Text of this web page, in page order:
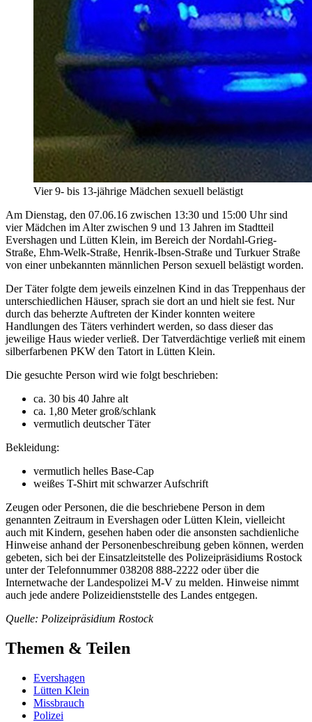
Vier 9- bis 13-jährige Mädchen sexuell belästigt
Am Dienstag, den 07.06.16 zwischen 13:30 und 15:00 Uhr sind
vier Mädchen im Alter zwischen 9 und 13 Jahren im Stadtteil
Evershagen und Lütten Klein, im Bereich der Nordahl-Grieg-
Straße, Ehm-Welk-Straße, Henrik-Ibsen-Straße und Turkuer Straße
von einer unbekannten männlichen Person sexuell belästigt worden.
Der Täter folgte dem jeweils einzelnen Kind in das Treppenhaus der
unterschiedlichen Häuser, sprach sie dort an und hielt sie fest. Nur
durch das beherzte Auftreten der Kinder konnten weitere
Handlungen des Täters verhindert werden, so dass dieser das
jeweilige Haus wieder verließ. Der Tatverdächtige verließ mit einem
silberfarbenen PKW den Tatort in Lütten Klein.
Die gesuchte Person wird wie folgt beschrieben:
ca. 30 bis 40 Jahre alt
ca. 1,80 Meter groß/schlank
vermutlich deutscher Täter
Bekleidung:
vermutlich helles Base-Cap
weißes T-Shirt mit schwarzer Aufschrift
Zeugen oder Personen, die die beschriebene Person in dem
genannten Zeitraum in Evershagen oder Lütten Klein, vielleicht
auch mit Kindern, gesehen haben oder die ansonsten sachdienliche
Hinweise anhand der Personenbeschreibung geben können, werden
gebeten, sich bei der Einsatzleitstelle des Polizeipräsidiums Rostock
unter der Telefonnummer 038208 888-2222 oder über die
Internetwache der Landespolizei M-V zu melden. Hinweise nimmt
auch jede andere Polizeidienststelle des Landes entgegen.
Quelle: Polizeipräsidium Rostock
Themen & Teilen
Evershagen
Lütten Klein
Missbrauch
Polizei